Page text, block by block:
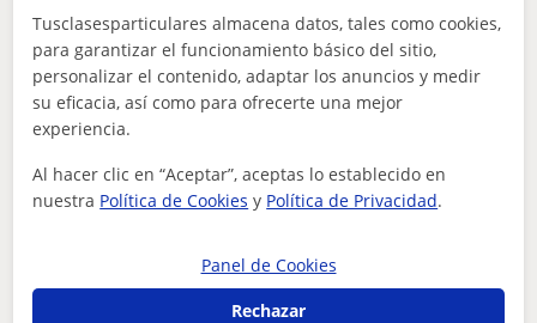
Rivas-Vaciamadrid
Técnicas de estudio
Clases de refuerzo en psicología y técnicas
Contactar
Tusclasesparticulares almacena datos, tales como cookies,
para garantizar el funcionamiento básico del sitio,
personalizar el contenido, adaptar los anuncios y medir
su eficacia, así como para ofrecerte una mejor
experiencia.
Al hacer clic en “Aceptar”, aceptas lo establecido en
nuestra Política de Cookies y Política de Privacidad.
Panel de Cookies
Rechazar